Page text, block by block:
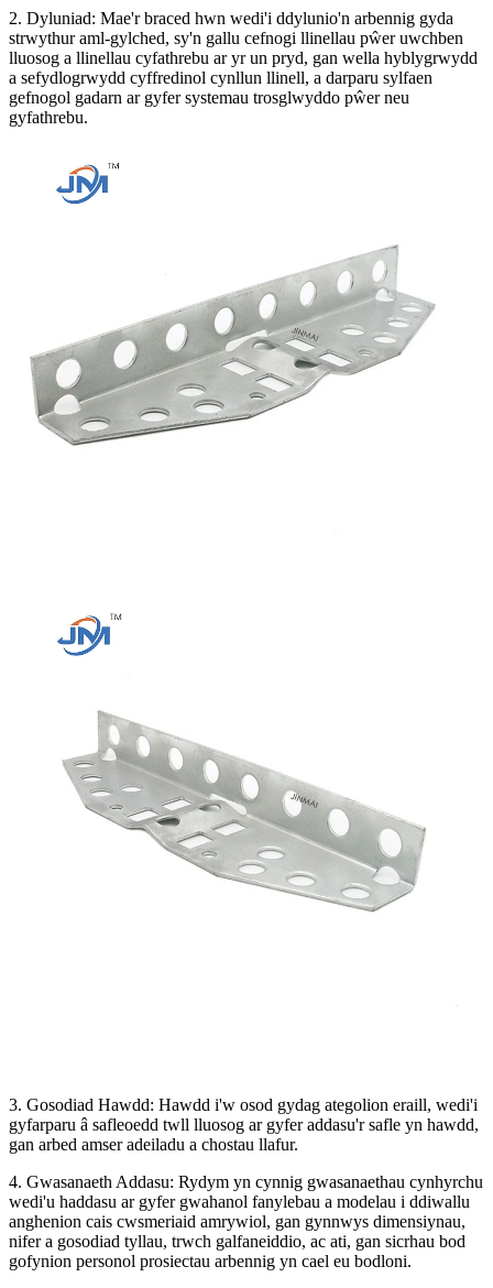
2. Dyluniad: Mae'r braced hwn wedi'i ddylunio'n arbennig gyda
strwythur aml-gylched, sy'n gallu cefnogi llinellau pŵer uwchben
lluosog a llinellau cyfathrebu ar yr un pryd, gan wella hyblygrwydd
a sefydlogrwydd cyffredinol cynllun llinell, a darparu sylfaen
gefnogol gadarn ar gyfer systemau trosglwyddo pŵer neu
gyfathrebu.
3. Gosodiad Hawdd: Hawdd i'w osod gydag ategolion eraill, wedi'i
gyfarparu â safleoedd twll lluosog ar gyfer addasu'r safle yn hawdd,
gan arbed amser adeiladu a chostau llafur.
4. Gwasanaeth Addasu: Rydym yn cynnig gwasanaethau cynhyrchu
wedi'u haddasu ar gyfer gwahanol fanylebau a modelau i ddiwallu
anghenion cais cwsmeriaid amrywiol, gan gynnwys dimensiynau,
nifer a gosodiad tyllau, trwch galfaneiddio, ac ati, gan sicrhau bod
gofynion personol prosiectau arbennig yn cael eu bodloni.